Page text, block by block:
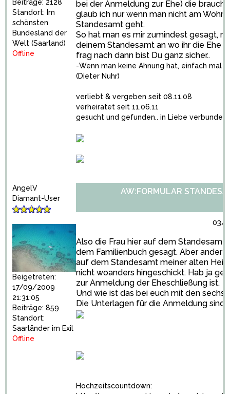
Beiträge: 2128
Standort: Im
schönsten
Bundesland der
Welt (Saarland)
Offline
bei der Anmeldung zur Ehe) die
glaub ich nur wenn man nicht am
Standesamt geht.
So hat man es mir zumindest gesagt,
deinem Standesamt an wo ihr die Ehe
frag nach dann bist Du ganz sicher..
-Wenn man keine Ahnung hat, einfach mal
(Dieter Nuhr)
verliebt & vergeben seit 08.11.08
verheiratet seit 11.06.11
gesucht und gefunden.. in Liebe verbunden
AngelV
Diamant-User
Beigetreten:
17/09/2009
21:31:05
Beiträge: 859
Standort:
Saarländer im Exil
Offline
AW:FORMULAR
03/
Also die Frau hier auf dem Standesamt
dem Familienbuch gesagt. Aber
auf dem Standesamt meiner alten
nicht woanders hingeschickt. Hab ja
zur Anmeldung der Eheschließung ist.
Und wie ist das bei euch mit den sechs
Die Unterlagen für die Anmeldung sind
Hochzeitscountdown: